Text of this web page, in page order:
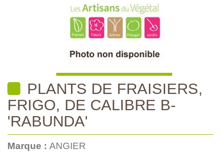
PLANTS DE FRAISIERS,
FRIGO, DE CALIBRE B-
'RABUNDA'
Marque : ANGIER